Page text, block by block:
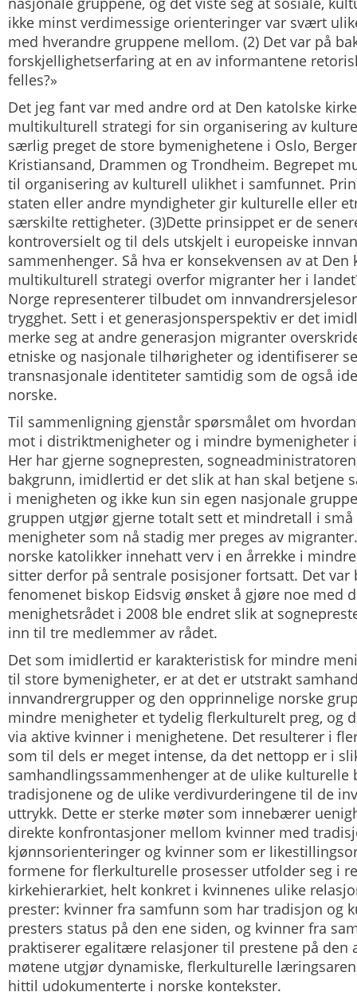
ikke minst verdimessige orienteringer var svært
med hverandre gruppene mellom. (2) Det var på
forskjellighetserfaring at en av informantene
felles?»
Det jeg fant var med andre ord at Den katolske
multikulturell strategi for sin organisering av
særlig preget de store bymenighetene i Oslo,
Kristiansand, Drammen og Trondheim. Begrepet
til organisering av kulturell ulikhet i samfunnet.
staten eller andre myndigheter gir kulturelle eller
særskilte rettigheter. (3)Dette prinsippet er de
kontroversielt og til dels utskjelt i europeiske
sammenhenger. Så hva er konsekvensen av at
multikulturell strategi overfor migranter her i
Norge representerer tilbudet om
trygghet. Sett i et generasjonsperspektiv er det
merke seg at andre generasjon migranter
etniske og nasjonale tilhørigheter og identifiserer
transnasjonale identiteter samtidig som de også
norske.
Til sammenligning gjenstår spørsmålet om
mot i distriktmenigheter og i mindre bymenigheter
Her har gjerne sognepresten,
bakgrunn, imidlertid er det slik at han skal betjene
i menigheten og ikke kun sin egen nasjonale
gruppen utgjør gjerne totalt sett et mindretall i
menigheter som nå stadig mer preges av
norske katolikker innehatt verv i en årrekke i
sitter derfor på sentrale posisjoner fortsatt. Det var
fenomenet biskop Eidsvig ønsket å gjøre noe med
menighetsrådet i 2008 ble endret slik at
inn til tre medlemmer av rådet.
Det som imidlertid er karakteristisk for mindre
til store bymenigheter, er at det er utstrakt
innvandrergrupper og den opprinnelige norske
mindre menigheter et tydelig flerkulturelt preg, og
via aktive kvinner i menighetene. Det resulterer i
som til dels er meget intense, da det nettopp er i
samhandlingssammenhenger at de ulike kulturelle
tradisjonene og de ulike verdivurderingene til de
uttrykk. Dette er sterke møter som innebærer
direkte konfrontasjoner mellom kvinner med
kjønnsorienteringer og kvinner som er
formene for flerkulturelle prosesser utfolder seg i
kirkehierarkiet, helt konkret i kvinnenes ulike
prester: kvinner fra samfunn som har tradisjon og
presters status på den ene siden, og kvinner fra
praktiserer egalitære relasjoner til prestene på den
møtene utgjør dynamiske, flerkulturelle
hittil udokumenterte i norske kontekster.